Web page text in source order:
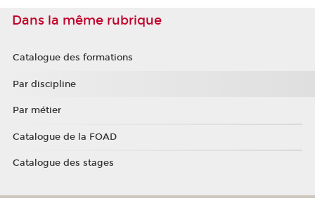
Dans la même rubrique
Catalogue des formations
Par discipline
Par métier
Catalogue de la FOAD
Catalogue des stages